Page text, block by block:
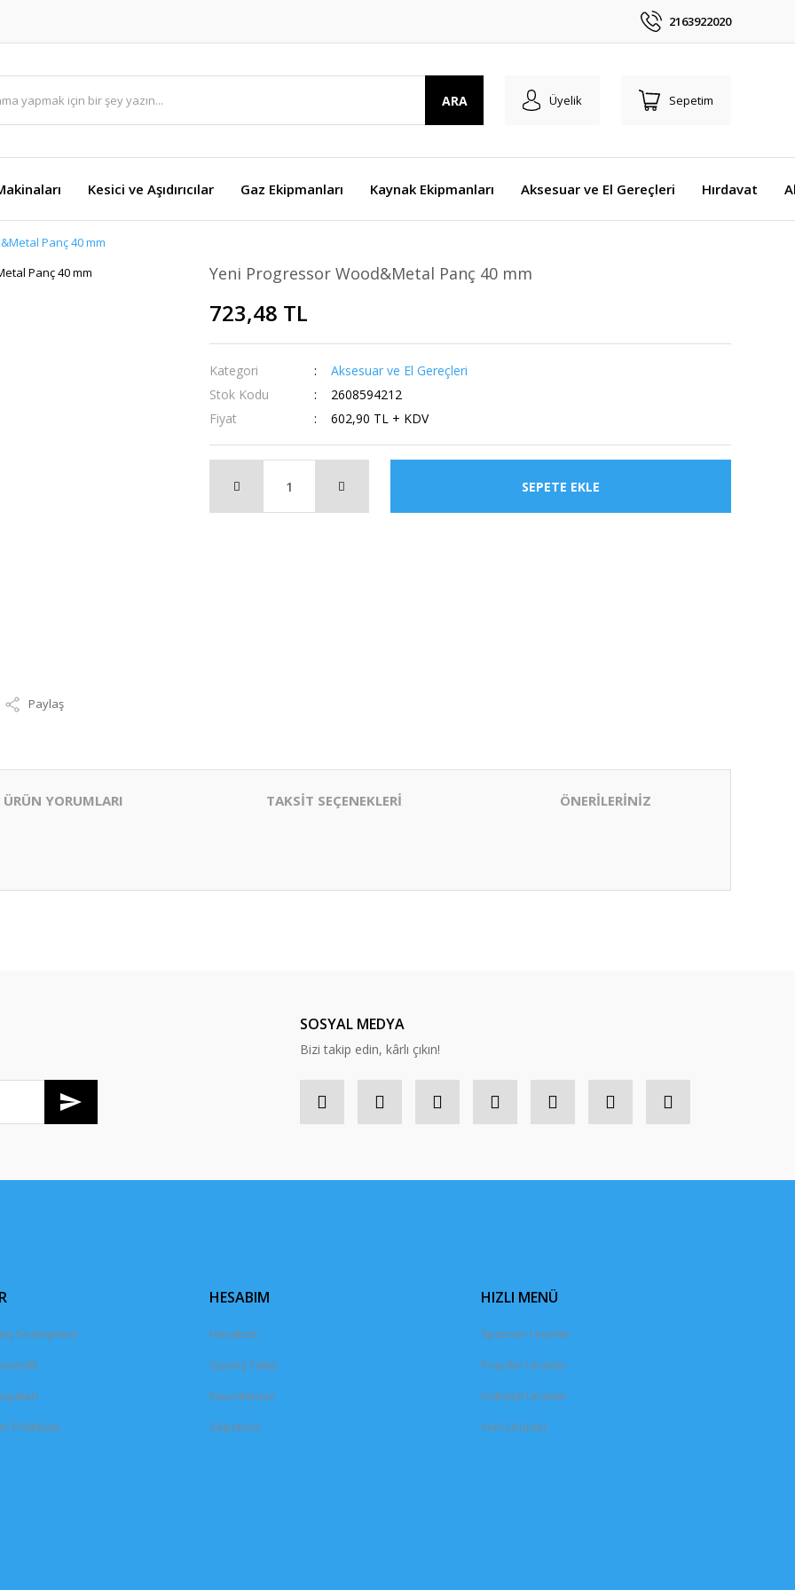
2163922020
ARA Üyelik Sepetim
Kesici ve Aşıdırıcılar Gaz Ekipmanları Kaynak Ekipmanları Aksesuar ve El Gereçleri Hırdavat
Panç 40 mm
Paylaş
Yeni Progressor Wood&Metal Panç 40 mm
723,48 TL
Kategori
Aksesuar ve El Gereçleri
Stok Kodu
2608594212
Fiyat
602,90 TL + KDV
SEPETE EKLE
ÜRÜN YORUMLARI TAKSİT SEÇENEKLERİ ÖNERİLERİNİZ
SOSYAL MEDYA
Bizi takip edin, kârlı çıkın!
Sözleşmesi
Politikası
HESABIM
Hesabım
Sipariş Takip
Favorileriniz
Sepetiniz
HIZLI MENÜ
Sponsor Ürünler
Popüler Ürünler
İndirimli Ürünler
Yeni Ürünler